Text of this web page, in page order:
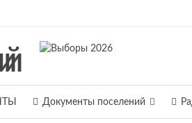
Документы поселений